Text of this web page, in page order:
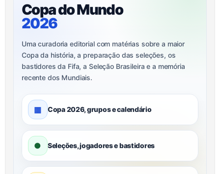
Copa do Mundo
2026
Uma curadoria editorial com matérias sobre a maior
Copa da história, a preparação das seleções, os
bastidores da Fifa, a Seleção Brasileira e a memória
recente dos Mundiais.
▦ Copa 2026, grupos e calendário
● Seleções, jogadores e bastidores